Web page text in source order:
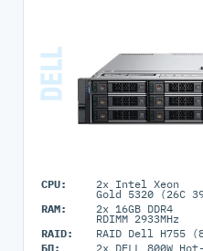
CPU: 2x Intel Xeon
Gold 5320 (26C
RAM:
2x 16GB DDR4
RDIMM 2933MHz
RAID:
RAID Dell H755
БП:
2x DELL 800W